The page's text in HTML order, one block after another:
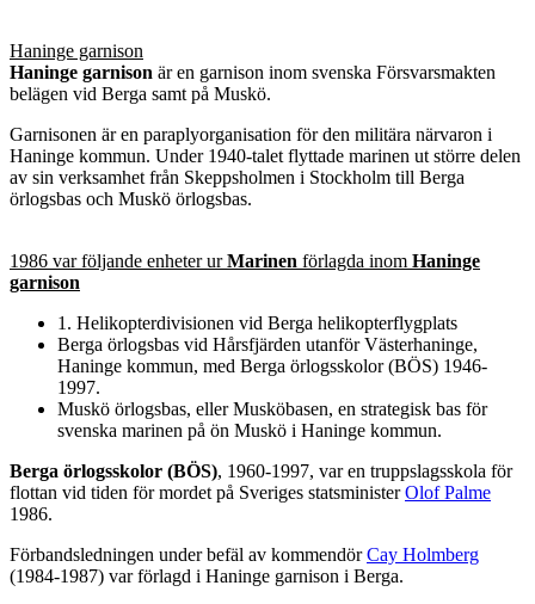
Haninge garnison
Haninge garnison är en garnison inom svenska Försvarsmakten
belägen vid Berga samt på Muskö.
Garnisonen är en paraplyorganisation för den militära närvaron i
Haninge kommun. Under 1940-talet flyttade marinen ut större delen
av sin verksamhet från Skeppsholmen i Stockholm till Berga
örlogsbas och Muskö örlogsbas.
1986 var följande enheter urMarinen förlagda inom Haninge
garnison
1. Helikopterdivisionen vid Berga helikopterflygplats
Berga örlogsbas vid Hårsfjärden utanför Västerhaninge,
Haninge kommun, med Berga örlogsskolor (BÖS) 1946-
1997.
Muskö örlogsbas, eller Musköbasen, en strategisk bas för
svenska marinen på ön Muskö i Haninge kommun.
Berga örlogsskolor (BÖS), 1960-1997, var en truppslagsskola för
flottan vid tiden för mordet på Sveriges statsministerOlof Palme
1986.
Förbandsledningen under befäl av kommendörCay Holmberg
(1984-1987) var förlagd i Haninge garnison i Berga.